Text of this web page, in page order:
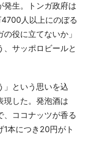
発生。トンガ政府は
人以上にのぼる
役に立てないか」
、サッポロビールと
という思いを込
現した。発泡酒は
、ココナッツが香る
本につき20円がト